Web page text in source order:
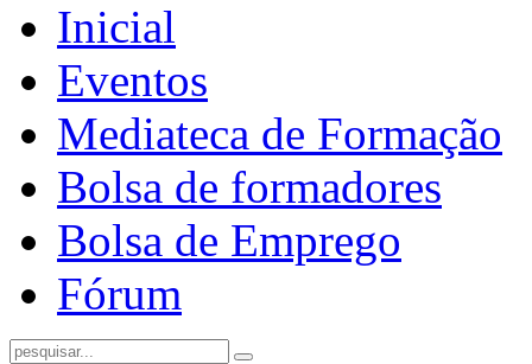
Inicial
Eventos
Mediateca de Formação
Bolsa de formadores
Bolsa de Emprego
Fórum